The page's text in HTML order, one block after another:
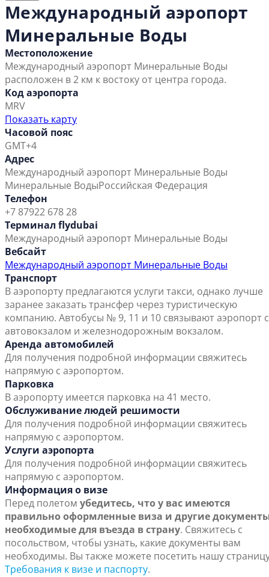
Международный аэропорт
Минеральные Воды
Местоположение
Международный аэропорт Минеральные Воды
расположен в 2 км к востоку от центра города.
Код аэропорта
MRV
Показать карту
Часовой пояс
GMT+4
Адрес
Международный аэропорт Минеральные Воды
Минеральные ВодыРоссийская Федерация
Телефон
+7 87922 678 28
Терминал flydubai
Международный аэропорт Минеральные Воды
Вебсайт
Международный аэропорт Минеральные Воды
Транспорт
В аэропорту предлагаются услуги такси, однако лучше
заранее заказать трансфер через туристическую
компанию. Автобусы № 9, 11 и 10 связывают аэропорт с
автовокзалом и железнодорожным вокзалом.
Аренда автомобилей
Для получения подробной информации свяжитесь
напрямую с аэропортом.
Парковка
В аэропорту имеется парковка на 41 место.
Обслуживание людей решимости
Для получения подробной информации свяжитесь
напрямую с аэропортом.
Услуги аэропорта
Для получения подробной информации свяжитесь
напрямую с аэропортом.
Информация о визе
Перед полетом убедитесь, что у вас имеются
правильно оформленные виза и другие
необходимые для въезда в страну. Свяжитесь с
посольством, чтобы узнать, какие документы вам
необходимы. Вы также можете посетить нашу
Требования к визе и паспорту.